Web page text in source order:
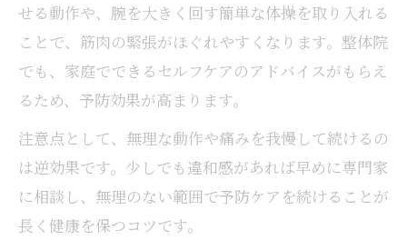
せる動作や、腕を大きく回す簡単な体操を取り入れる
ことで、筋肉の緊張がほぐれやすくなります。整体院
でも、家庭でできるセルフケアのアドバイスがもらえ
るため、予防効果が高まります。
注意点として、無理な動作や痛みを我慢して続けるの
は逆効果です。少しでも違和感があれば早めに専門家
に相談し、無理のない範囲で予防ケアを続けることが
長く健康を保つコツです。